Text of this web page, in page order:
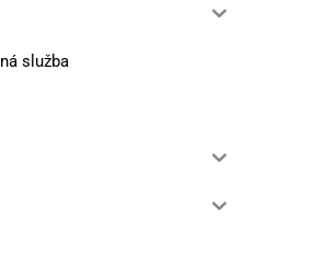
služba